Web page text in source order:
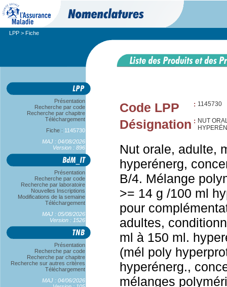
LPP > Fiche
Présentation
Recherche par code
Recherche par chapitre
Téléchargement
Fiche : 1145730
MAJ : 04/08/2026
Version : 896
Présentation
Recherche par code
Recherche par laboratoire
Nouvelles Inscriptions
Modifications de la semaine
Téléchargement
MAJ : 05/08/2026
Version : 1526
Présentation
Recherche par code
Recherche par chapitre
Recherche sur autres critères
Téléchargement
MAJ : 04/06/2026
Code LPP : 1145730
Désignation : NUT
Nut orale, adulte,
hyperénerg,
B/4. Mélange
>= 14 g /100 ml
pour
adultes,
ml à 150 ml.
(mél poly
hyperénerg.,
mélanges